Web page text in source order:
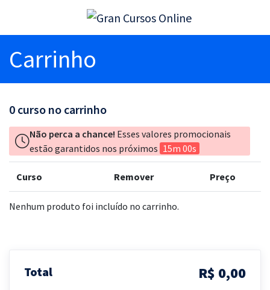
Carrinho
0 curso no carrinho
Não perca a chance! Esses valores promocionais
estão garantidos nos próximos 15m 00s
Curso Remover Preço
Nenhum produto foi incluído no carrinho.
Total R$ 0,00